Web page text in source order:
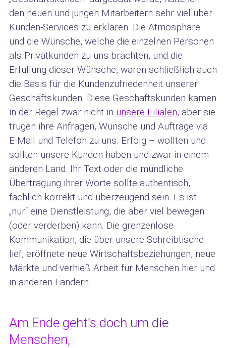
den neuen und jungen Mitarbeitern sehr viel über
Kunden-Services zu erklären. Die Atmosphäre
und die Wünsche, welche die einzelnen Personen
als Privatkunden zu uns brachten, und die
Erfüllung dieser Wünsche, waren schließlich auch
die Basis für die Kundenzufriedenheit unserer
Geschäftskunden. Diese Geschäftskunden kamen
in der Regel zwar nicht in unsere Filialen, aber sie
trugen ihre Anfragen, Wünsche und Aufträge via
E-Mail und Telefon zu uns. Erfolg – wollten und
sollten unsere Kunden haben und zwar in einem
anderen Land. Ihr Text oder die mündliche
Übertragung ihrer Worte sollte authentisch,
fachlich korrekt und überzeugend sein. Es ist
„nur“ eine Dienstleistung, die aber viel bewegen
(oder verderben) kann. Die grenzenlose
Kommunikation, die über unsere Schreibtische
lief, eröffnete neue Wirtschaftsbeziehungen, neue
Märkte und verhieß Arbeit für Menschen hier und
in anderen Ländern.
Am Ende geht’s doch um die
Menschen,